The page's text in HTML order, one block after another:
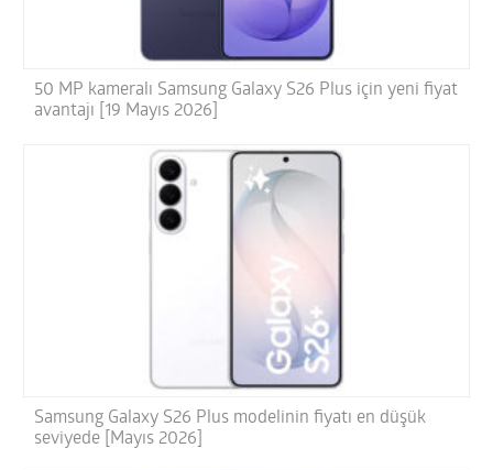
50 MP kameralı Samsung Galaxy S26 Plus için yeni fiyat
avantajı [19 Mayıs 2026]
Samsung Galaxy S26 Plus modelinin fiyatı en düşük
seviyede [Mayıs 2026]